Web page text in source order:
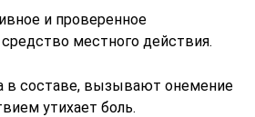
и проверенное
местного действия.
в составе, вызывают онемение
утихает боль.